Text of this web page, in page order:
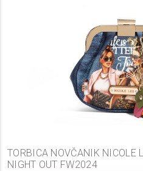
TORBICA NOVČANIK NICOLE
NIGHT OUT FW2024